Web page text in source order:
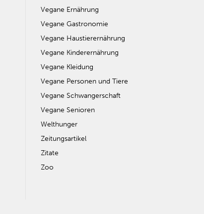
Vegane Ernährung
Vegane Gastronomie
Vegane Haustierernährung
Vegane Kinderernährung
Vegane Kleidung
Vegane Personen und Tiere
Vegane Schwangerschaft
Vegane Senioren
Welthunger
Zeitungsartikel
Zitate
Zoo